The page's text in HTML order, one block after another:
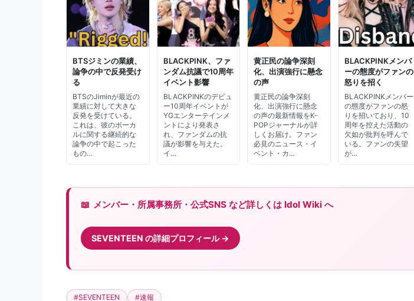
BTSジミンの業績、
論争の中で反発受け
る
BTSのJiminが最近の
業績に対して大きな
反発を受けている。
これは、彼のボーカ
ルに関する継続的な
論争の中で起こった
もの…
BLACKPINK、ファ
ンダム抗議で10周年
イベント影響
BLACKPINKのデビュ
ー10周年イベントが
YGエンターテインメ
ントにより発表さ
れ、ファンダムの抗
議が影響を与えた。
イ…
黄正民の論争深刻
化、出演強行に懸念
の声
黄正民の論争深刻
化、出演強行に懸念
の声の最新情報をK-
POPジャーナルが詳
しくお届け。ファン
必見のニュース・イ
ベント・カ…
BLACKPINKメンバ
ーの態度がファンの
怒りを招く
BLACKPINKメンバー
の態度がファンの怒
りを招いており、10
周年を控えた活動の
欠如が批判を呼んで
いる。ファンの失望
が…
メンバー・所属事務所・公式SNS など詳しくは Idol Wiki へ
SEVENTEEN の詳細プロフィール
#SEVENTEEN #速報